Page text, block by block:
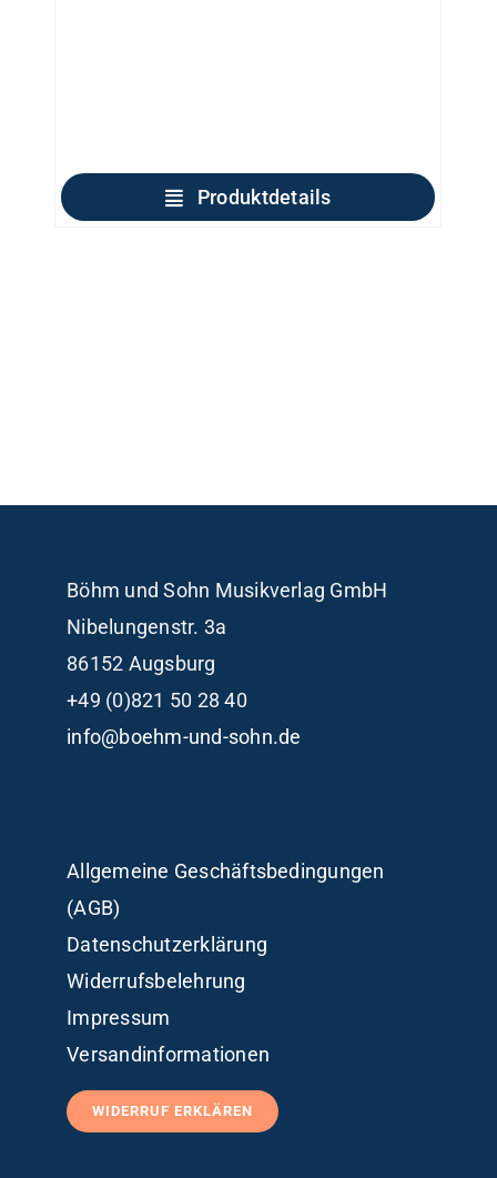
Produktdetails
Böhm und Sohn Musikverlag GmbH
Nibelungenstr. 3a
86152 Augsburg
+49 (0)821 50 28 40
info@boehm-und-sohn.de
Allgemeine Geschäftsbedingungen
(AGB)
Datenschutzerklärung
Widerrufsbelehrung
Impressum
Versandinformationen
WIDERRUF ERKLÄREN